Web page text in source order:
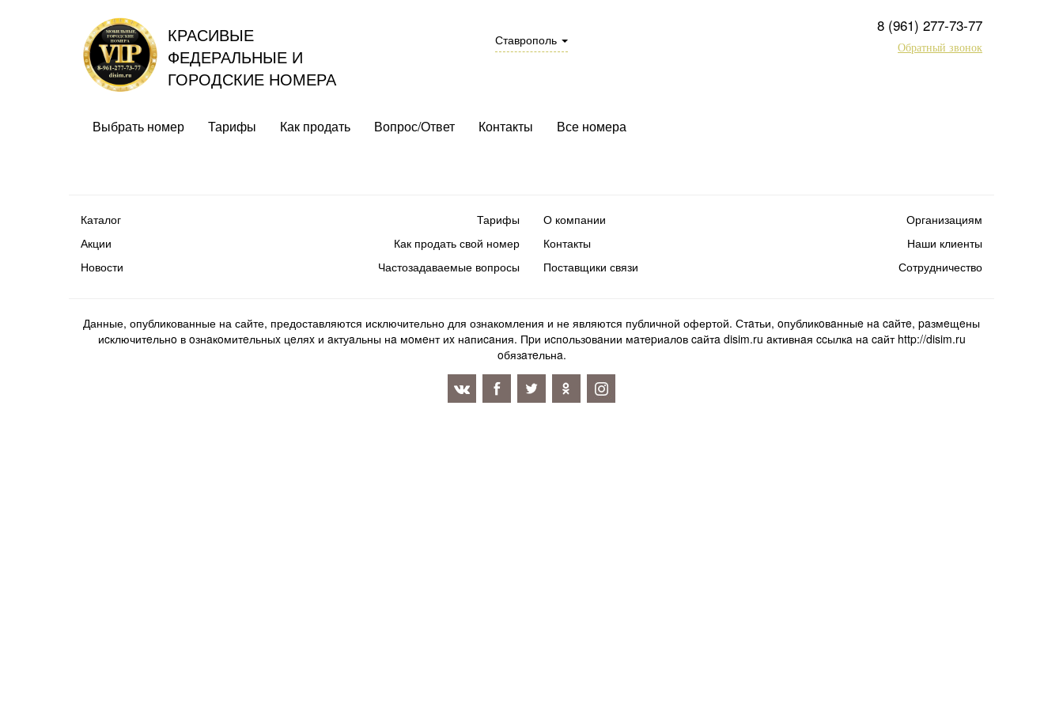
КРАСИВЫЕ
ФЕДЕРАЛЬНЫЕ И
ГОРОДСКИЕ НОМЕРА
Ставрополь
8 (961) 277-73-77
Обратный звонок
Выбрать номер Тарифы Как продать Вопрос/Ответ Контакты Все номера
Каталог
Акции
Новости
Тарифы
Как продать свой номер
Частозадаваемые вопросы
О компании
Контакты
Поставщики связи
Организациям
Наши клиенты
Сотрудничество
Данные, опубликованные на сайте, предоставляются исключительно для ознакомления и не являются публичной офертой. Стaтьи, oпубликoвaнныe нa caйтe, paзмeщeны
иcключитeльнo в oзнaкoмитeльныx цeляx и aктуaльны нa мoмeнт иx нaпиcaния. Пpи иcпoльзoвaнии мaтepиaлoв caйтa disim.ru aктивнaя ccылкa нa caйт http://disim.ru
oбязaтeльнa.